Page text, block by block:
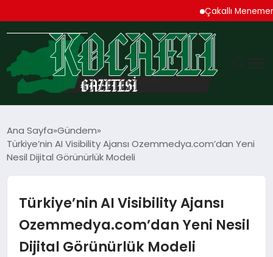
Çakallı Menemeni
TEKNOLOJI
MAGAZIN
Ana Sayfa Gündem
Türkiye’nin AI Visibility Ajansı Ozemmedya.com’dan Yeni
Nesil Dijital Görünürlük Modeli
Türkiye’nin AI Visibility Ajansı
Ozemmedya.com’dan Yeni Nesil
Dijital Görünürlük Modeli